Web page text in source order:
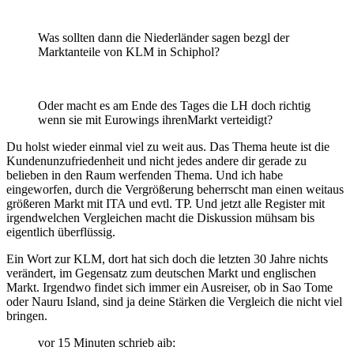
Was sollten dann die Niederländer sagen bezgl der
Marktanteile von KLM in Schiphol?
Oder macht es am Ende des Tages die LH doch richtig
wenn sie mit Eurowings ihrenMarkt verteidigt?
Du holst wieder einmal viel zu weit aus. Das Thema heute ist die
Kundenunzufriedenheit und nicht jedes andere dir gerade zu
belieben in den Raum werfenden Thema. Und ich habe
eingeworfen, durch die Vergrößerung beherrscht man einen weitaus
größeren Markt mit ITA und evtl. TP. Und jetzt alle Register mit
irgendwelchen Vergleichen macht die Diskussion mühsam bis
eigentlich überflüssig.
Ein Wort zur KLM, dort hat sich doch die letzten 30 Jahre nichts
verändert, im Gegensatz zum deutschen Markt und englischen
Markt. Irgendwo findet sich immer ein Ausreiser, ob in Sao Tome
oder Nauru Island, sind ja deine Stärken die Vergleich die nicht viel
bringen.
vor 15 Minuten schrieb aib: